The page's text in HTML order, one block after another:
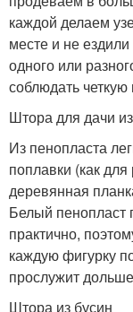
каждой делаем
месте и не
одного или
соблюдать
Штора для дачи
Из пенопласта
поплавки (как
деревянная
Белый пенопласт
практично,
каждую фигурку
прослужит
Штора из бусин